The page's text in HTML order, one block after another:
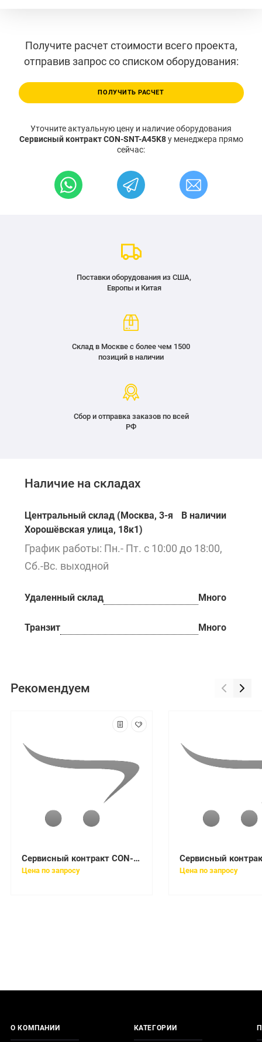
Получите расчет стоимости всего проекта,
отправив запрос со списком оборудования:
ПОЛУЧИТЬ РАСЧЕТ
Уточните актуальную цену и наличие оборудования
Сервисный контракт CON-SNT-A45K8у менеджера прямо
сейчас:
Поставки оборудования из США,
Европы и Китая
Склад в Москве с более чем 1500
позиций в наличии
Сбор и отправка заказов по всей
РФ
Наличие на складах
Центральный склад (Москва, 3-я
Хорошёвская улица, 18к1)
В наличии
График работы: Пн.- Пт. с 10:00 до 18:00,
Сб.-Вс. выходной
Удаленный склад Много
Транзит Много
Рекомендуем
Сервисный контракт CON-SNT-A25K9
Цена по запросу Цена по запросу
О КОМПАНИИ КАТЕГОРИИ